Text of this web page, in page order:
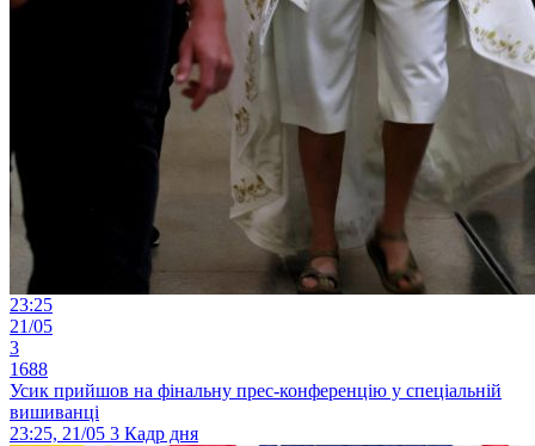
23:25
21/05
3
1688
Усик прийшов на фінальну прес-конференцію у спеціальній
вишиванці
23:25, 21/05 3 Кадр дня